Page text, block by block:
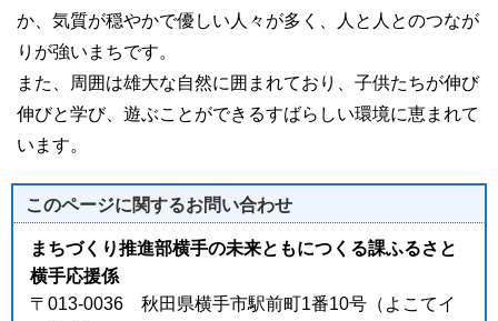
か、気質が穏やかで優しい人々が多く、人と人とのつなが
りが強いまちです。
また、周囲は雄大な自然に囲まれており、子供たちが伸び
伸びと学び、遊ぶことができるすばらしい環境に恵まれて
います。
このページに関するお問い合わせ
まちづくり推進部横手の未来ともにつくる課ふるさと
横手応援係
〒013-0036 秋田県横手市駅前町1番10号（よこてイ